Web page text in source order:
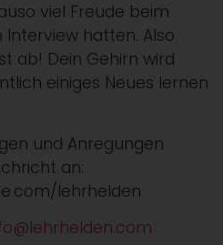
viel Freude beim
Interview hatten. Also
ab! Dein Gehirn wird
einiges Neues lernen
und Anregungen
an:
lehrhelden